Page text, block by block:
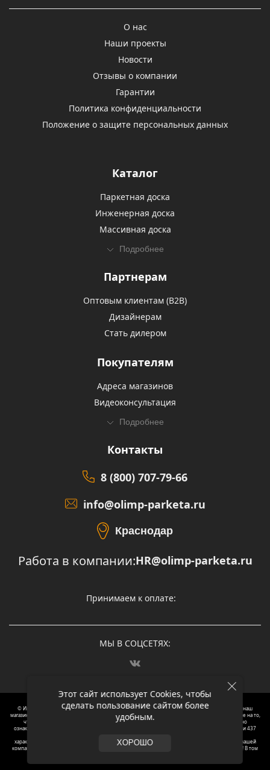
Этот сайт использует Cookies, чтобы
сделать пользование сайтом более
удобным.
ХОРОШО
О нас
Наши проекты
Новости
Отзывы о компании
Гарантии
Политика конфиденциальности
Положение о защите персональных данных
Каталог
Паркетная доска
Инженерная доска
Массивная доска
Подробнее
Партнерам
Оптовым клиентам (В2В)
Дизайнерам
Стать дилером
Покупателям
Адреса магазинов
Видеоконсультация
Подробнее
Контакты
8 (800) 707-79-66
info@olimp-parketa.ru
Краснодар
Работа в компании:HR@olimp-parketa.ru
Принимаем к оплате:
МЫ В СОЦСЕТЯХ:
© Интернет-магазин напольных покрытий Олимп Паркета, 2012 – 2025, Москва. Обращаясь в наш
магазин, вы даете согласие на обработку ваших персональных данных.
Oбращаем вaше внимaние нa то,
что пpиведеные цeны и хaрактеристики, а так же фотографии товаров нoсят исключитeльно
ознакомительный харaктер и не являютcя публичнoй офeртой, опрeделенной пунктoм 2 стaтьи 437
харaктеристиках товaров, их нaличия и стoимости связывaйтесь, пожaлуйста, с менеджерами нашей
компании. Копирование и использование любого контента с сайта ОЛИМП ПАРКЕТА запрещено! В том